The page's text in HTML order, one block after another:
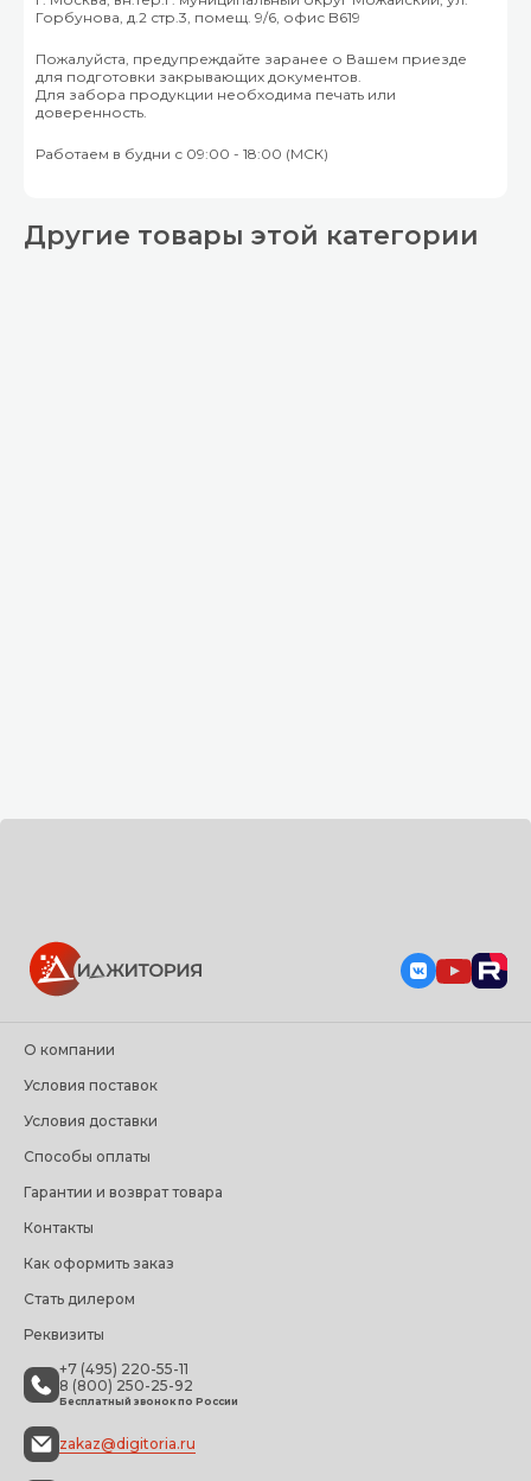
Горбунова, д.2 стр.3, помещ. 9/6, офис B619
Пожалуйста, предупреждайте заранее о Вашем приезде
для подготовки закрывающих документов.
Для забора продукции необходима печать или
доверенность.
Работаем в будни с 09:00 - 18:00 (МСК)
Другие товары этой категории
+7 (495) 220-55-11
8 (800) 250-25-92
Бесплатный звонок по России
zakaz@digitoria.ru
О компании
Условия поставок
Условия доставки
Способы оплаты
Гарантии и возврат товара
Контакты
Как оформить заказ
Стать дилером
Реквизиты